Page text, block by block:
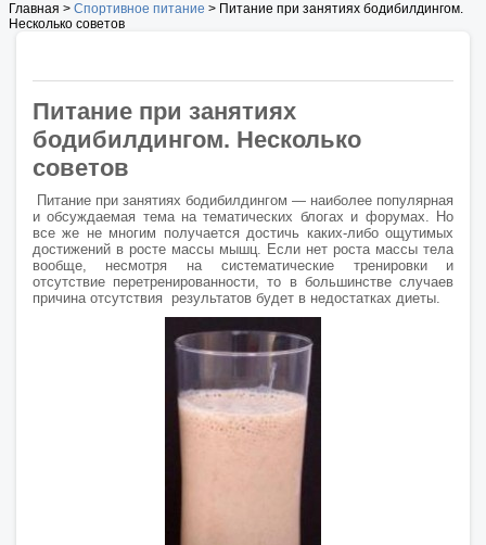
Главная > Спортивное питание > Питание при занятиях бодибилдингом.
Несколько советов
Питание при занятиях
бодибилдингом. Несколько
советов
Питание при занятиях бодибилдингом — наиболее популярная
и обсуждаемая тема на тематических блогах и форумах. Но
все же не многим получается достичь каких-либо ощутимых
достижений в росте массы мышц. Если нет роста массы тела
вообще, несмотря на систематические тренировки и
отсутствие перетренированности, то в большинстве случаев
причина отсутствия результатов будет в недостатках диеты.